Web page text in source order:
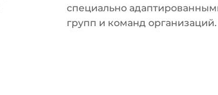
специально
групп и команд организаций.